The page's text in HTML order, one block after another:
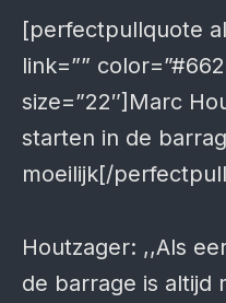
[perfectpullquote
link=””
size=”22″]Marc
starten in de
moeilijk[/
Houtzager: ,,Als
de barrage is altijd